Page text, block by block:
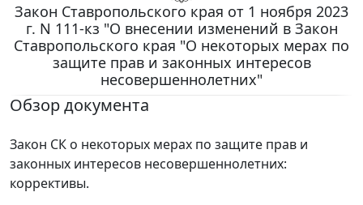
Закон Ставропольского края от 1 ноября 2023
г. N 111-кз "О внесении изменений в Закон
Ставропольского края "О некоторых мерах по
защите прав и законных интересов
несовершеннолетних"
Обзор документа
Закон СК о некоторых мерах по защите прав и
законных интересов несовершеннолетних:
коррективы.